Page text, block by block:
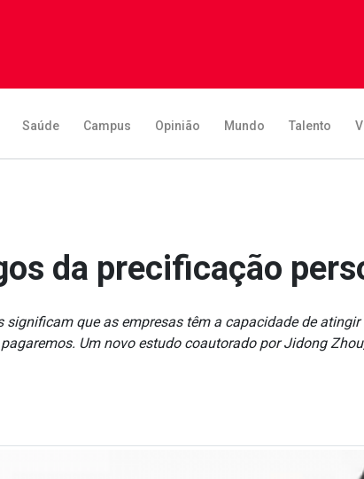
Saúde Campus Opinião Mundo Talento
da precificação
significam que as empresas têm a capacidade de
Um novo estudo coautorado por Jidong